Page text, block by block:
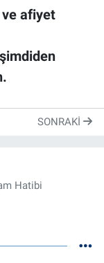
ve afiyet
SONRAKI
Hatibi